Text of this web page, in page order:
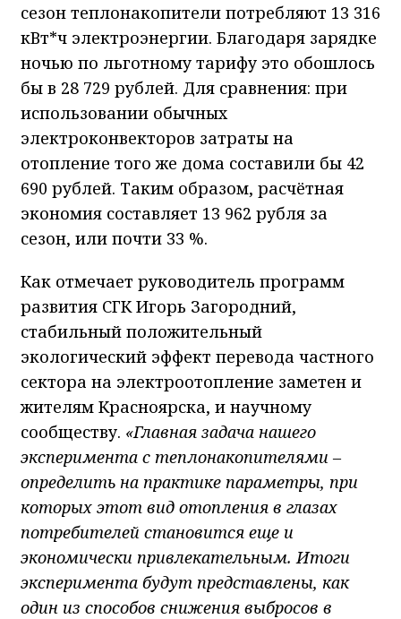
сезон теплонакопители потребляют 13 316
кВт*ч электроэнергии. Благодаря зарядке
ночью по льготному тарифу это обошлось
бы в 28 729 рублей. Для сравнения: при
использовании обычных
электроконвекторов затраты на
отопление того же дома составили бы 42
690 рублей. Таким образом, расчётная
экономия составляет 13 962 рубля за
сезон, или почти 33 %.
Как отмечает руководитель программ
развития СГК Игорь Загородний,
стабильный положительный
экологический эффект перевода частного
сектора на электроотопление заметен и
жителям Красноярска, и научному
сообществу. «Главная задача нашего
эксперимента с теплонакопителями –
определить на практике параметры, при
которых этот вид отопления в глазах
потребителей становится еще и
экономически привлекательным. Итоги
эксперимента будут представлены, как
один из способов снижения выбросов в